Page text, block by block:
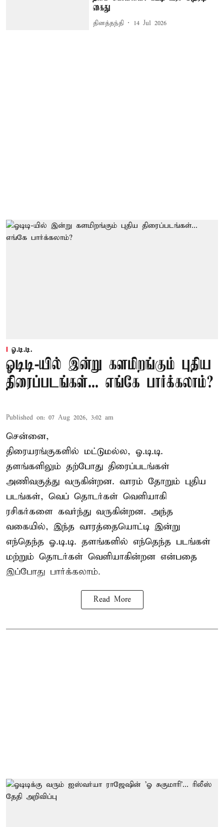
கைது
தினத்தந்தி 14 Jul 2026
ஓ.டி.டி.
ஓடிடி-யில் இன்று களமிறங்கும் புதிய
திரைப்படங்கள்... எங்கே பார்க்கலாம்?
Published on: 07 Aug 2026, 3:02 am
சென்னை,
திரையரங்குகளில் மட்டுமல்ல, ஓ.டி.டி.
தளங்களிலும் தற்போது திரைப்படங்கள்
அணிவகுத்து வருகின்றன. வாரம் தோறும் புதிய
படங்கள், வெப் தொடர்கள் வெளியாகி
ரசிகர்களை கவர்ந்து வருகின்றன. அந்த
வகையில், இந்த வாரத்தையொட்டி இன்று
எந்தெந்த ஓ.டி.டி. தளங்களில் எந்தெந்த படங்கள்
மற்றும் தொடர்கள் வெளியாகின்றன என்பதை
இப்போது பார்க்கலாம்.
Read More